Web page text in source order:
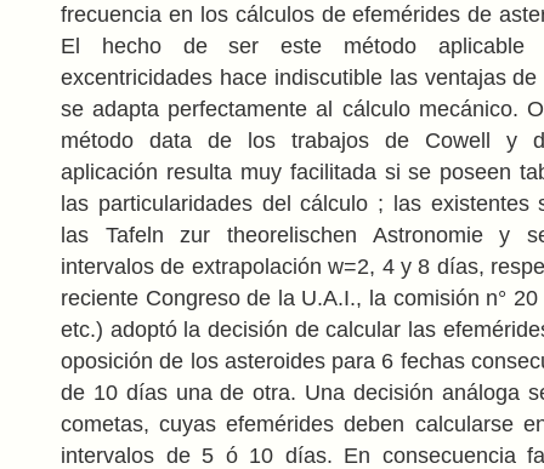
frecuencia en los cálculos de efemérides de
El hecho de ser este método aplicable
excentricidades hace indiscutible las ventajas
se adapta perfectamente al cálculo mecánico.
método data de los trabajos de Cowell y
aplicación resulta muy facilitada si se poseen
las particularidades del cálculo ; las existentes
las Tafeln zur theorelischen Astronomie y
intervalos de extrapolación w=2, 4 y 8 días,
reciente Congreso de la U.A.I., la comisión n°
etc.) adoptó la decisión de calcular las
oposición de los asteroides para 6 fechas
de 10 días una de otra. Una decisión análoga
cometas, cuyas efemérides deben calcularse
intervalos de 5 ó 10 días. En consecuencia